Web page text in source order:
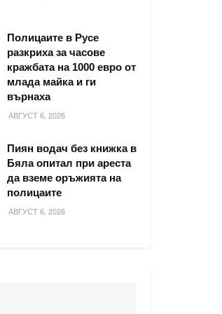
Полицаите в Русе
разкриха за часове
кражбата на 1000 евро от
млада майка и ги
върнаха
АВГУСТ 6, 2026
Пиян водач без книжка в
Бяла опитал при ареста
да вземе оръжията на
полицаите
АВГУСТ 6, 2026